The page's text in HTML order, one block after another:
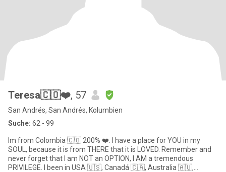
Teresa🇨🇴❤️, 57
San Andrés, San Andrés, Kolumbien
Suche: 62 - 99
Im from Colombia 🇨🇴 200% ❤️. I have a place for YOU in my
SOUL, because it is from THERE that it is LOVED. Remember and
never forget that I am NOT an OPTION, I AM a tremendous
PRIVILEGE. I been in USA 🇺🇸, Canadá 🇨🇦, Australia 🇦🇺,